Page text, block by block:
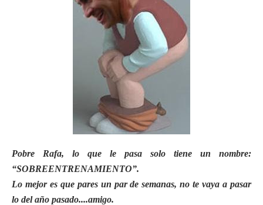
Pobre Rafa, lo que le pasa solo tiene un nombre:
“SOBREENTRENAMIENTO”.
Lo mejor es que pares un par de semanas, no te vaya a pasar
lo del año pasado....amigo.